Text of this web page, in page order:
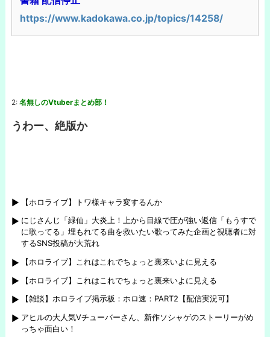
https://www.kadokawa.co.jp/topics/14258/
2: 名無しのVtuberまとめ部！
うわー、絶版か
【ホロライブ】トワ様キャラ変するんか
にじさんじ「緑仙」大炎上！上から目線で圧が強い返信「もうすで
に歌ってる」埋もれてる曲を救いたい歌ってみた企画と視聴者に対
するSNS投稿が大荒れ
【ホロライブ】これはこれでちょっと裏来いよに見える
【ホロライブ】これはこれでちょっと裏来いよに見える
【雑談】ホロライブ掲示板：ホロ速：PART2【配信実況可】
アヒルの大人気Vチューバーさん、新作ソシャゲのストーリーがめ
っちゃ面白い！